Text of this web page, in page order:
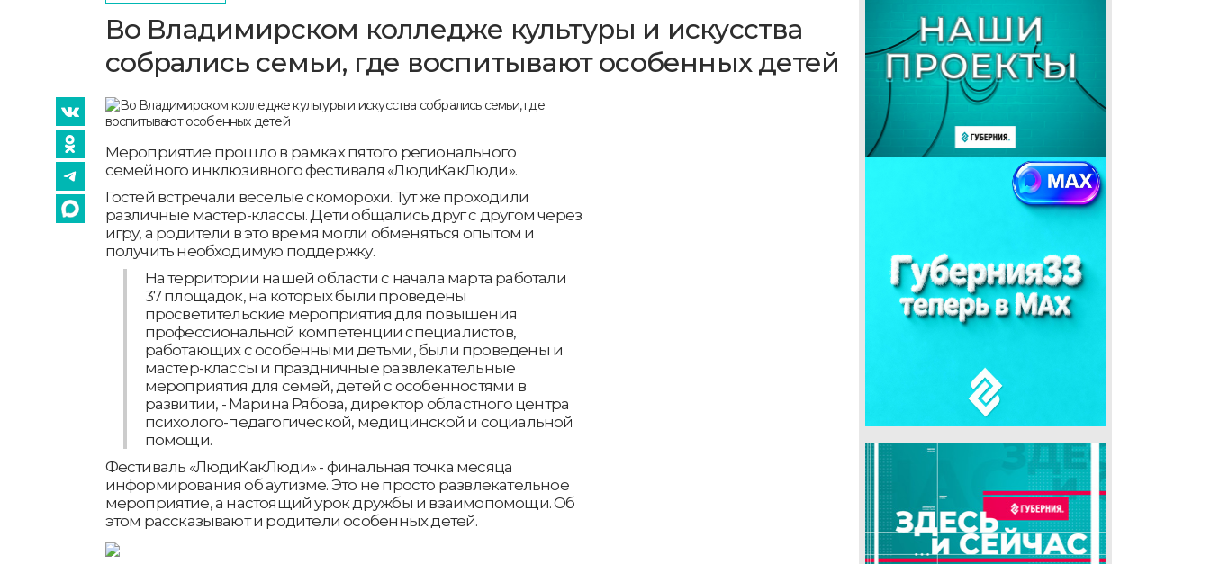
Во Владимирском колледже культуры и искусства
собрались семьи, где воспитывают особенных детей
Мероприятие прошло в рамках пятого регионального
семейного инклюзивного фестиваля «ЛюдиКакЛюди».
Гостей встречали веселые скоморохи. Тут же проходили
различные мастер-классы. Дети общались друг с другом через
игру, а родители в это время могли обменяться опытом и
получить необходимую поддержку.
На территории нашей области с начала марта работали
37 площадок, на которых были проведены
просветительские мероприятия для повышения
профессиональной компетенции специалистов,
работающих с особенными детьми, были проведены и
мастер-классы и праздничные развлекательные
мероприятия для семей, детей с особенностями в
развитии, - Марина Рябова, директор областного центра
психолого-педагогической, медицинской и социальной
помощи.
Фестиваль «ЛюдиКакЛюди» - финальная точка месяца
информирования об аутизме. Это не просто развлекательное
мероприятие, а настоящий урок дружбы и взаимопомощи. Об
этом рассказывают и родители особенных детей.